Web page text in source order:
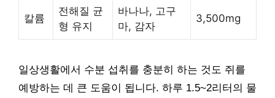
칼륨
전해질 균
형 유지
바나나, 고구
마, 감자
3,500mg
일상생활에서 수분 섭취를 충분히 하는 것도 쥐를
예방하는 데 큰 도움이 됩니다. 하루 1.5~2리터의 물